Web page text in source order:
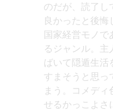
のだが、読了し
良かったと後悔
国家経営モノ
るジャンル。主
ばいて隠遁生活
すまそうと思っ
まう。コメディ
せるかっこよさ